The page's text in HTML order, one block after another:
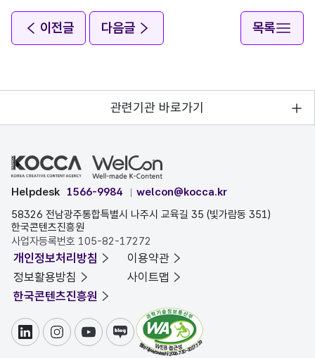
이전글 다음글 목록
관련기관 바로가기
Helpdesk 1566-9984
welcon@kocca.kr
58326 전남광주통합특별시 나주시 교육길 35 (빛가람동 351)
한국콘텐츠진흥원
사업자등록번호 105-82-17272
개인정보처리방침
이용약관
정보활용방침
사이트맵
한국콘텐츠진흥원
링크드인인스타그램
유튜브블로그